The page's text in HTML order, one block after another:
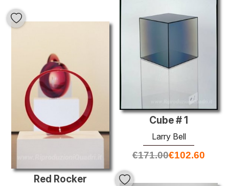
Cube # 1
Larry Bell
€171.00€102.60
Red Rocker